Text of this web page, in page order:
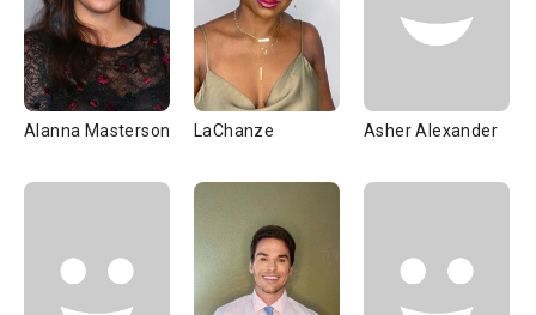
Alanna Masterson LaChanze Asher Alexander